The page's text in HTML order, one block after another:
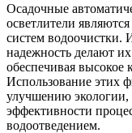
Осадочные
осветлители
систем водоочистки.
надежность делают
обеспечивая высокое
Использование этих
улучшению
эффективности
водоотведением.